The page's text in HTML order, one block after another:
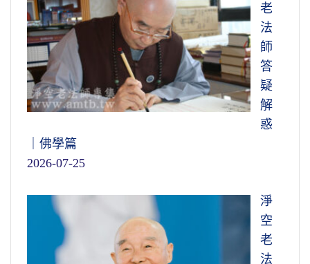
老
法
師
答
疑
解
惑
｜佛學篇
2026-07-25
淨
空
老
法